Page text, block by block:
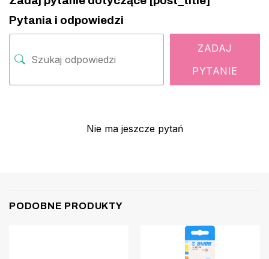
Pytania i odpowiedzi
ZADAJ
PYTANIE
Nie ma jeszcze pytań
PODOBNE PRODUKTY